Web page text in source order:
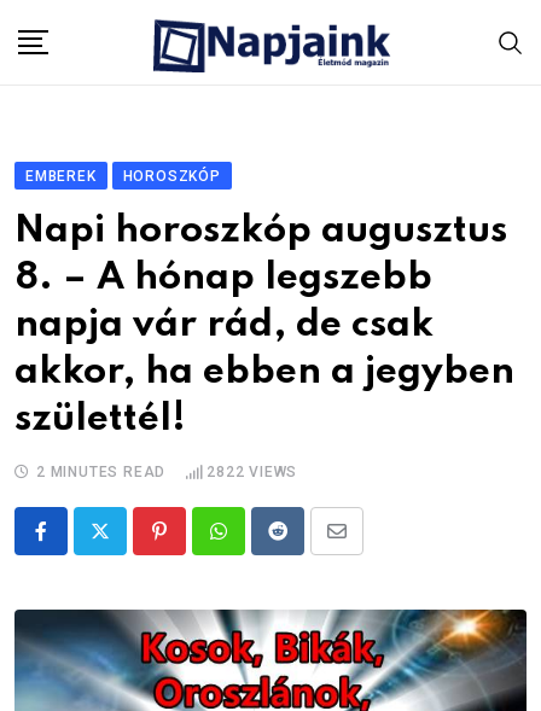
EMBEREK HOROSZKÓP
Napi horoszkóp augusztus
8. – A hónap legszebb
napja vár rád, de csak
akkor, ha ebben a jegyben
születtél!
2 MINUTES READ 2822 VIEWS
PinterestWhatsappRedditShare
Email